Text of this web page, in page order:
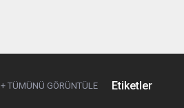
+ TÜMÜNÜ GÖRÜNTÜLE Etiketler